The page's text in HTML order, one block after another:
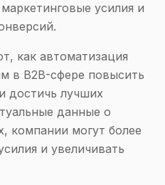
усилия и
как автоматизация
в B2B-сфере повысить
достичь лучших
данные о
компании могут более
и увеличивать